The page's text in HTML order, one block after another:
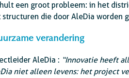
een groot probleem: in het
die door AleDia worden
verandering
AleDia : “Innovatie heeft
niet alleen levens: het project